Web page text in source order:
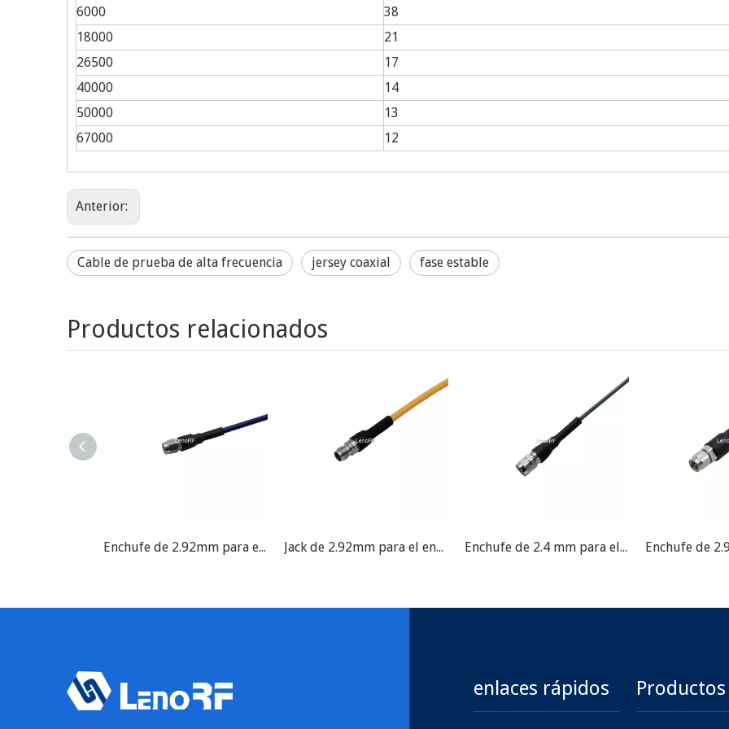
6000
38
18000
21
26500
17
40000
14
50000
13
67000
12
Anterior:
Cable de prueba de alta frecuencia jersey coaxial fase estable
Productos relacionados
Enchufe de 2.92mm para el ensamblaje del cable de prueba Jack de 2.92mm para el ensamblaje del cable de prueba Enchufe de 2.4 mm para el ensamblaje del cable de prueba
enlaces rápidos Productos